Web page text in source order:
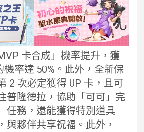
卡合成」機率提升，獲
機率達 50%。此外，全新保
2 次必定獲得 UP 卡，且可
普隆德拉，協助「可可」完
任務，還能獲得特別道具
與夥伴共享祝福。此外，